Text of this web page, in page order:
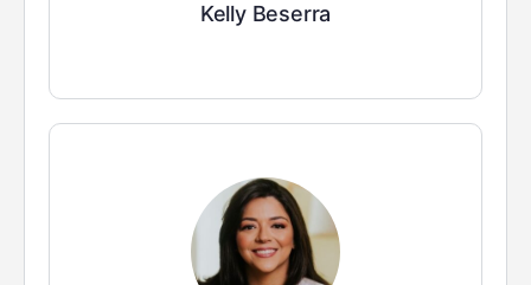
Kelly Beserra